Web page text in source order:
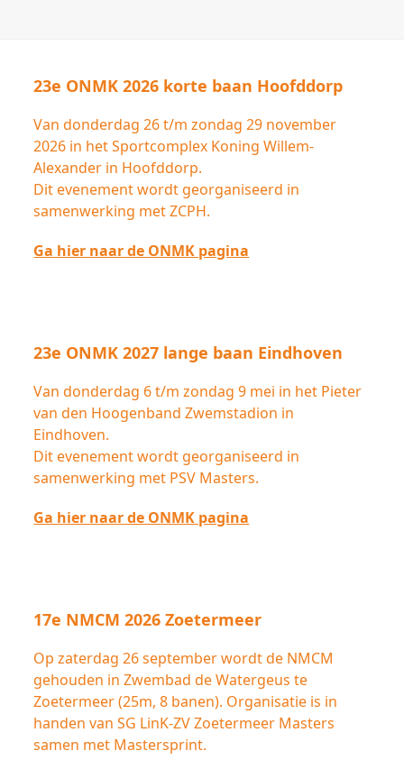
23e ONMK 2026 korte baan Hoofddorp
Van donderdag 26 t/m zondag 29 november
2026 in het Sportcomplex Koning Willem-
Alexander in Hoofddorp.
Dit evenement wordt georganiseerd in
samenwerking met ZCPH.
Ga hier naar de ONMK pagina
23e ONMK 2027 lange baan Eindhoven
Van donderdag 6 t/m zondag 9 mei in het Pieter
van den Hoogenband Zwemstadion in
Eindhoven.
Dit evenement wordt georganiseerd in
samenwerking met PSV Masters.
Ga hier naar de ONMK pagina
17e NMCM 2026 Zoetermeer
Op zaterdag 26 september wordt de NMCM
gehouden in Zwembad de Watergeus te
Zoetermeer (25m, 8 banen). Organisatie is in
handen van SG LinK-ZV Zoetermeer Masters
samen met Mastersprint.